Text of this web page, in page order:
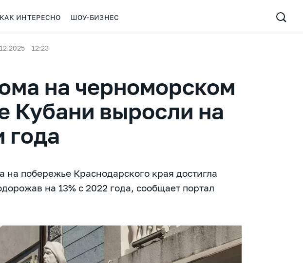
КАК ИНТЕРЕСНО ШОУ-БИЗНЕС
12:23
на черноморском
Кубани выросли на
года
на побережье Краснодарского края достигла
на 13% с 2022 года, сообщает портал